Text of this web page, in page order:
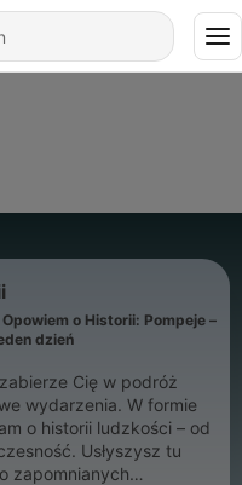
o Historii: Pompeje –
dzień
Cię w podróż
W formie
o historii ludzkości – od
Usłyszysz tu
zapomnianych